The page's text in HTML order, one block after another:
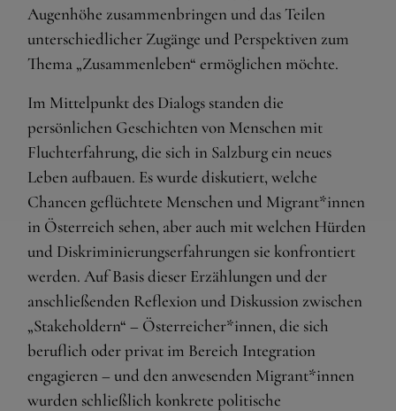
Augenhöhe zusammenbringen und das Teilen
unterschiedlicher Zugänge und Perspektiven zum
Thema „Zusammenleben“ ermöglichen möchte.
Im Mittelpunkt des Dialogs standen die
persönlichen Geschichten von Menschen mit
Fluchterfahrung, die sich in Salzburg ein neues
Leben aufbauen. Es wurde diskutiert, welche
Chancen geflüchtete Menschen und Migrant*innen
in Österreich sehen, aber auch mit welchen Hürden
und Diskriminierungserfahrungen sie konfrontiert
werden. Auf Basis dieser Erzählungen und der
anschließenden Reflexion und Diskussion zwischen
„Stakeholdern“ – Österreicher*innen, die sich
beruflich oder privat im Bereich Integration
engagieren – und den anwesenden Migrant*innen
wurden schließlich konkrete politische